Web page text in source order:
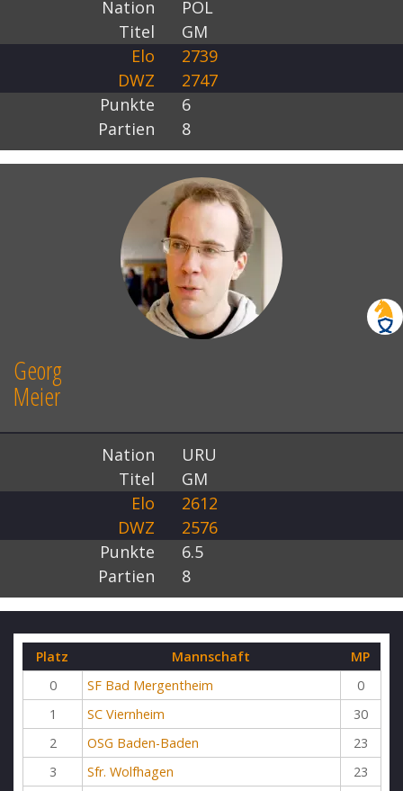
Nation
POL
Titel
GM
Elo
2739
DWZ
2747
Punkte
6
Partien
8
Georg
Meier
Nation
URU
Titel
GM
Elo
2612
DWZ
2576
Punkte
6.5
Partien
8
Platz Mannschaft
MP
0
SF Bad Mergentheim
0
1
SC Viernheim
30
2
OSG Baden-Baden
23
3
Sfr. Wolfhagen
23